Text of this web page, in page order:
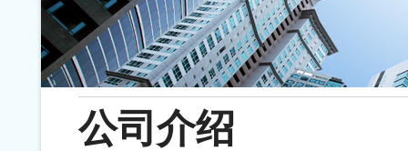
公司介绍